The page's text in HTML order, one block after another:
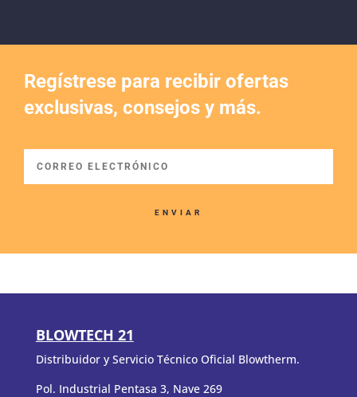
Regístrese para recibir ofertas
exclusivas, consejos y más.
ENVIAR
BLOWTECH 21
Distribuidor y Servicio Técnico Oficial Blowtherm.
Pol. Industrial Pentasa 3, Nave 269